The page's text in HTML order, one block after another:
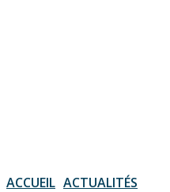
ACCUEIL ACTUALITÉS